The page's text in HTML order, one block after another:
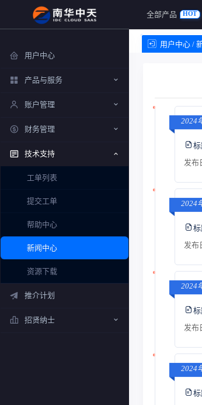
全部产品 HOT
用户中心 /
用户中心
产品与服务
账户管理
财务管理
技术支持
工单列表
提交工单
帮助中心
新闻中心
资源下载
推介计划
招贤纳士
2024
标
发布
2024
标
发布
2024
标
发布
2024
标